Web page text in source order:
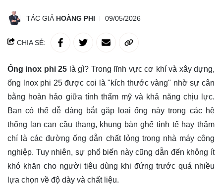
TÁC GIẢ HOÀNG PHI 09/05/2026
CHIA SẺ:
Ống inox phi 25 là gì? Trong lĩnh vực cơ khí và xây dựng,
ống lnox phi 25 được coi là "kích thước vàng" nhờ sự cân
bằng hoàn hảo giữa tính thẩm mỹ và khả năng chịu lực.
Bạn có thể dễ dàng bắt gặp loại ống này trong các hệ
thống lan can cầu thang, khung bàn ghế tinh tế hay thậm
chí là các đường ống dẫn chất lỏng trong nhà máy công
nghiệp. Tuy nhiên, sự phổ biến này cũng dẫn đến không ít
khó khăn cho người tiêu dùng khi đứng trước quá nhiều
lựa chọn về độ dày và chất liệu.